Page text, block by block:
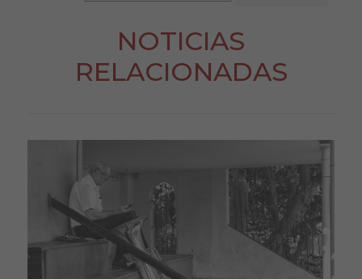
NOTICIAS
RELACIONADAS